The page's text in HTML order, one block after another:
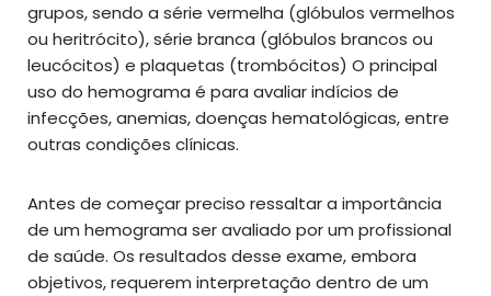
grupos, sendo a série vermelha (glóbulos vermelhos
ou heritrócito), série branca (glóbulos brancos ou
leucócitos) e plaquetas (trombócitos) O principal
uso do hemograma é para avaliar indícios de
infecções, anemias, doenças hematológicas, entre
outras condições clínicas.
Antes de começar preciso ressaltar a importância
de um hemograma ser avaliado por um profissional
de saúde. Os resultados desse exame, embora
objetivos, requerem interpretação dentro de um